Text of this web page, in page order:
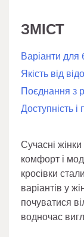
ЗМІСТ
Варіанти для
Якість від
Поєднання з
Доступність і
Сучасні
комфорт і
кросівки
варіантів у
почуватися
водночас